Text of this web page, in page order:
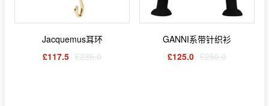
Jacquemus耳环
£117.5 £235.0
GANNI系带针织衫
£125.0 £250.0